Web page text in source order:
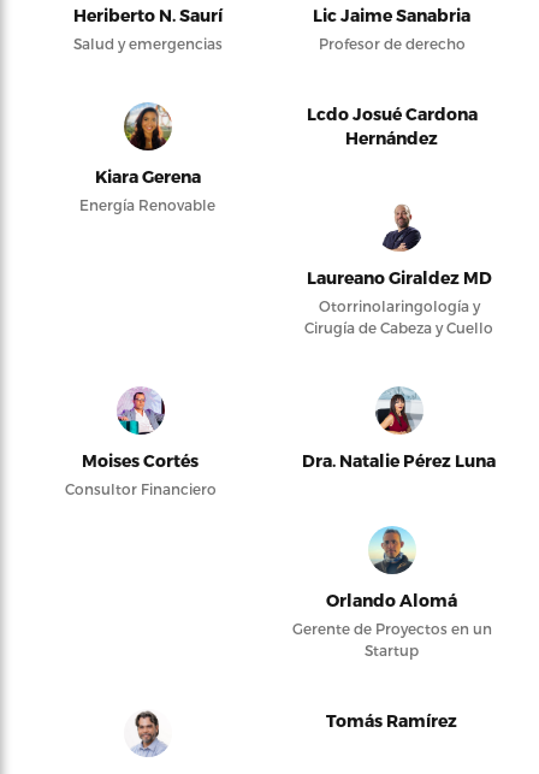
Heriberto N. Saurí
Salud y emergencias
Lic Jaime Sanabria
Profesor de derecho
Kiara Gerena
Energía Renovable
Lcdo Josué Cardona
Hernández
Laureano Giraldez MD
Otorrinolaringología y
Cirugía de Cabeza y Cuello
Moises Cortés
Consultor Financiero
Dra. Natalie Pérez Luna
Orlando Alomá
Gerente de Proyectos en un
Startup
Tomás Ramírez